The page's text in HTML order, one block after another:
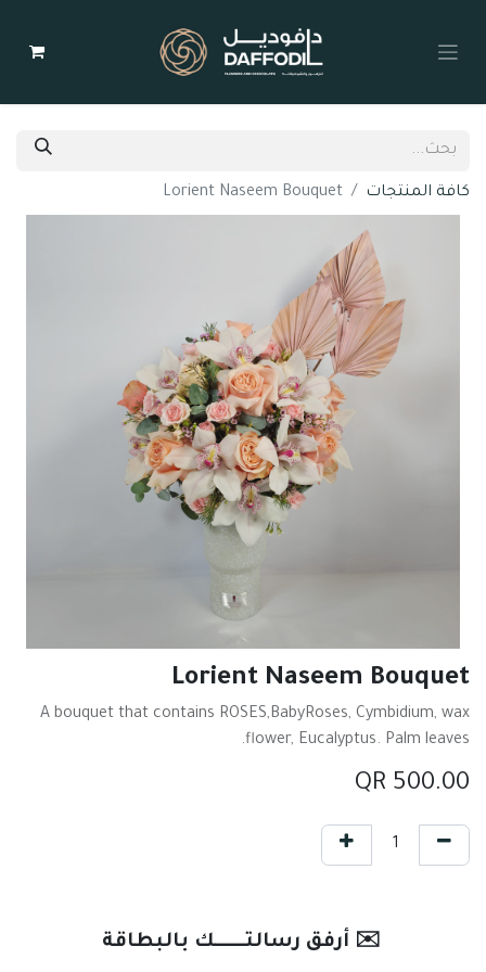
كافة المنتجات Lorient Naseem Bouquet
Lorient Naseem Bouquet
A bouquet that contains ROSES,BabyRoses, Cymbidium, wax
flower, Eucalyptus. Palm leaves.
500.00
✉️ أرفق رسالتـــــــك بالبطاقة